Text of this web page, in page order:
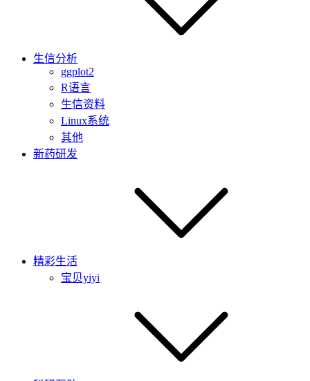
生信分析
ggplot2
R语言
生信资料
Linux系统
其他
新药研发
精彩生活
宝贝yiyi